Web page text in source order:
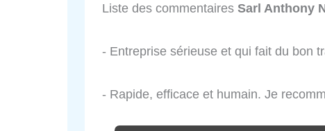
Liste des commentaires Sarl Anthony
- Entreprise sérieuse et qui fait du bon
- Rapide, efficace et humain. Je